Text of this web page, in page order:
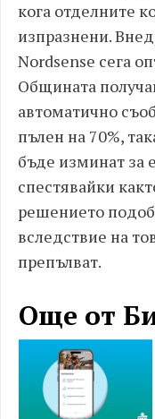
кога отделните
изпразнени.
Nordsense сега
Общината
автоматично
пълен на 70%,
бъде изминат за
спестявайки
решението
вследствие на
препълват.
Още от